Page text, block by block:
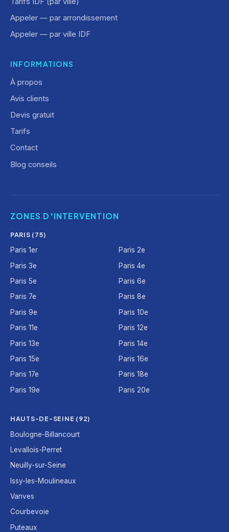
Appeler — par arrondissement
Appeler — par ville IDF
INFORMATIONS
À propos
Avis clients
Devis gratuit
Tarifs
Contact
Blog conseils
ZONES D'INTERVENTION
PARIS (75)
Paris 1er
Paris 2e
Paris 3e
Paris 4e
Paris 5e
Paris 6e
Paris 7e
Paris 8e
Paris 9e
Paris 10e
Paris 11e
Paris 12e
Paris 13e
Paris 14e
Paris 15e
Paris 16e
Paris 17e
Paris 18e
Paris 19e
Paris 20e
HAUTS-DE-SEINE (92)
Boulogne-Billancourt
Levallois-Perret
Neuilly-sur-Seine
Issy-les-Moulineaux
Vanves
Courbevoie
Puteaux